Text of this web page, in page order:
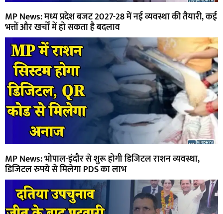
MP News: मध्य प्रदेश बजट 2027-28 में नई व्यवस्था की तैयारी, कई
भत्तों और खर्चों में हो सकता है बदलाव
MP News: भोपाल-इंदौर से शुरू होगी डिजिटल राशन व्यवस्था,
डिजिटल रुपये से मिलेगा PDS का लाभ